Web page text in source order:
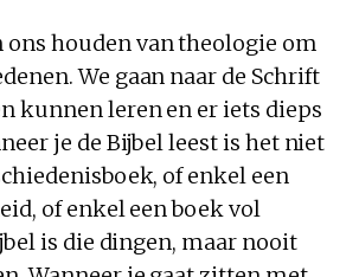
ons houden van theologie om
We gaan naar de Schrift
kunnen leren en er iets dieps
je de Bijbel leest is het niet
of enkel een
of enkel een boek vol
is die dingen, maar nooit